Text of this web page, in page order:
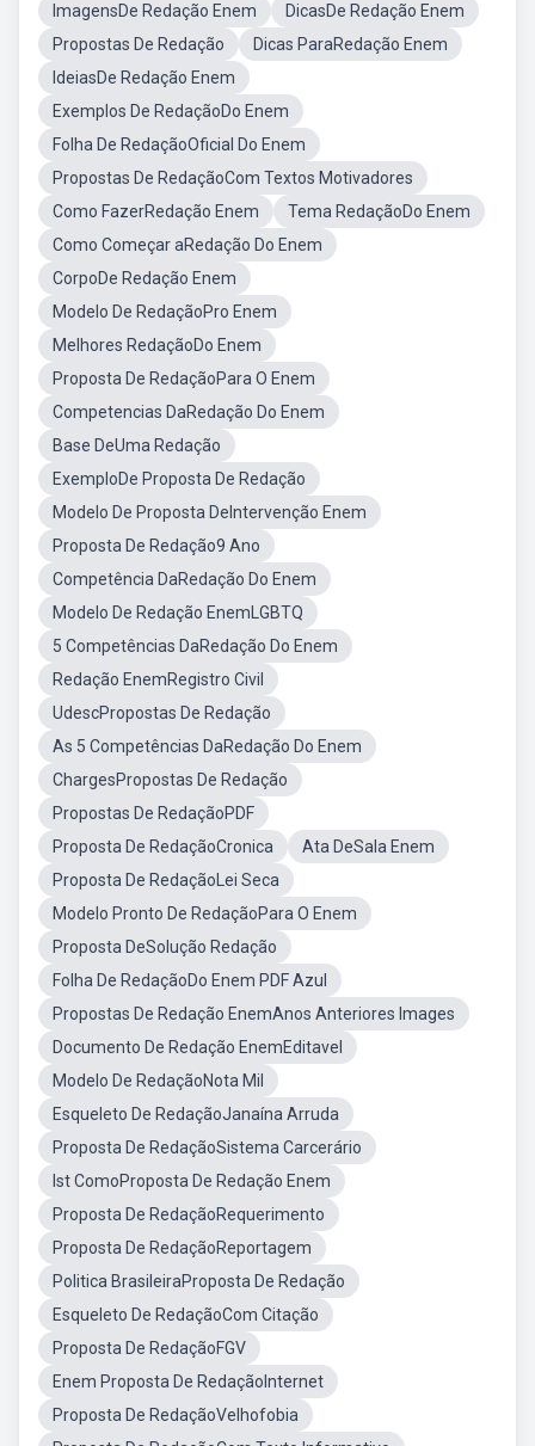
ImagensDe Redação Enem
DicasDe Redação Enem
Propostas De Redação
Dicas ParaRedação Enem
IdeiasDe Redação Enem
Exemplos De RedaçãoDo Enem
Folha De RedaçãoOficial Do Enem
Propostas De RedaçãoCom Textos Motivadores
Como FazerRedação Enem
Tema RedaçãoDo Enem
Como Começar aRedação Do Enem
CorpoDe Redação Enem
Modelo De RedaçãoPro Enem
Melhores RedaçãoDo Enem
Proposta De RedaçãoPara O Enem
Competencias DaRedação Do Enem
Base DeUma Redação
ExemploDe Proposta De Redação
Modelo De Proposta DeIntervenção Enem
Proposta De Redação9 Ano
Competência DaRedação Do Enem
Modelo De Redação EnemLGBTQ
5 Competências DaRedação Do Enem
Redação EnemRegistro Civil
UdescPropostas De Redação
As 5 Competências DaRedação Do Enem
ChargesPropostas De Redação
Propostas De RedaçãoPDF
Proposta De RedaçãoCronica
Ata DeSala Enem
Proposta De RedaçãoLei Seca
Modelo Pronto De RedaçãoPara O Enem
Proposta DeSolução Redação
Folha De RedaçãoDo Enem PDF Azul
Propostas De Redação EnemAnos Anteriores Images
Documento De Redação EnemEditavel
Modelo De RedaçãoNota Mil
Esqueleto De RedaçãoJanaína Arruda
Proposta De RedaçãoSistema Carcerário
Ist ComoProposta De Redação Enem
Proposta De RedaçãoRequerimento
Proposta De RedaçãoReportagem
Politica BrasileiraProposta De Redação
Esqueleto De RedaçãoCom Citação
Proposta De RedaçãoFGV
Enem Proposta De RedaçãoInternet
Proposta De RedaçãoVelhofobia